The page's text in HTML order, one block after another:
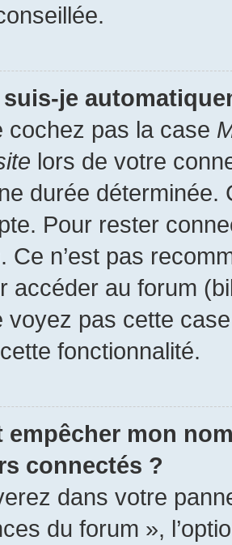
je
cochez pas la case
lors de votre
durée déterminée.
Pour rester
Ce n’est pas
accéder au forum
voyez pas cette
fonctionnalité.
empêcher mon
connectés ?
dans votre
du forum »,